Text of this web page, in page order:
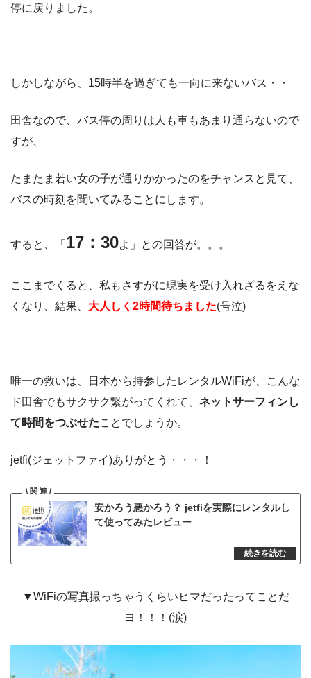
停に戻りました。
しかしながら、15時半を過ぎても一向に来ないバス・・
田舎なので、バス停の周りは人も車もあまり通らないので
すが、
たまたま若い女の子が通りかかったのをチャンスと見て、
バスの時刻を聞いてみることにします。
すると、「 17：30よ」との回答が。。。
ここまでくると、私もさすがに現実を受け入れざるをえな
くなり、結果、 大人しく2時間待ちました(号泣)
唯一の救いは、日本から持参したレンタルWiFiが、こんな
ド田舎でもサクサク繋がってくれて、 ネットサーフィンし
て時間をつぶせたことでしょうか。
jetfi(ジェットファイ)ありがとう・・・！
安かろう悪かろう？ jetfiを実際にレンタルし
て使ってみたレビュー
▼WiFiの写真撮っちゃうくらいヒマだったってことだ
ヨ！！！(涙)